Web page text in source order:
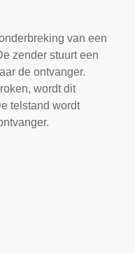
van een
zender stuurt een
de ontvanger.
wordt dit
telstand wordt